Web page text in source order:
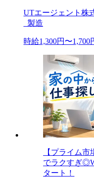
UTエージェント株
_製造
時給1,300円〜1,700
【プライム
でラクすぎ
タート！